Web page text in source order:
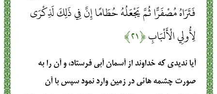
فَتَرَاهُ مُصْفَرًّا ثُمَّ يَجْعَلُهُ حُطَامًا إِنَّ فِي ذَلِكَ لَذِكْرَى
لِأُولِي الْأَلْبَابِ﴿۲۱﴾
آيا نديدي كه خداوند از آسمان آبي فرستاد، و آن را به
صورت چشمه‏ هائي در زمين وارد نمود سپس با آن